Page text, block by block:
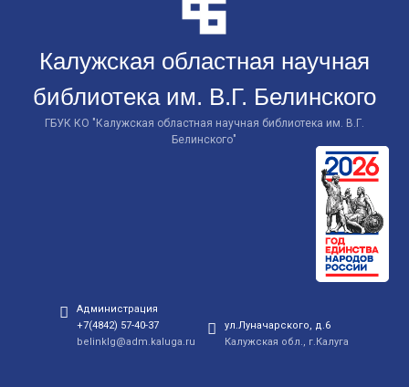
Калужская областная научная
библиотека им. В.Г. Белинского
ГБУК КО "Калужская областная научная библиотека им. В.Г.
Белинского"
Администрация
+7(4842) 57-40-37
belinklg@adm.kaluga.ru
ул.Луначарского, д.6
Калужская обл., г.Калуга